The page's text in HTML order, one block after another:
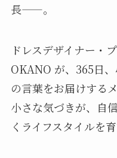
長——。
ドレスデザイナー・
OKANO が、365日
の言葉をお届けする
小さな気づきが、自
くライフスタイルを育